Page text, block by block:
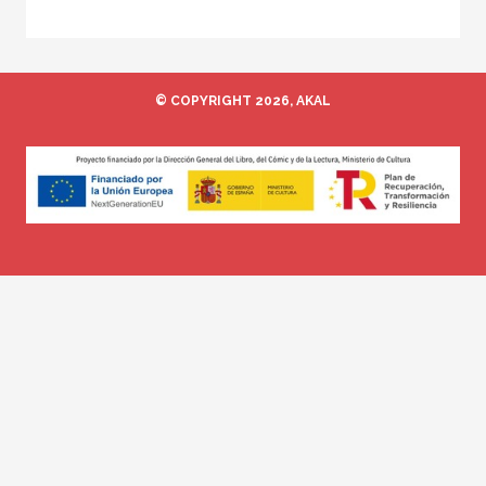
© COPYRIGHT 2026, AKAL